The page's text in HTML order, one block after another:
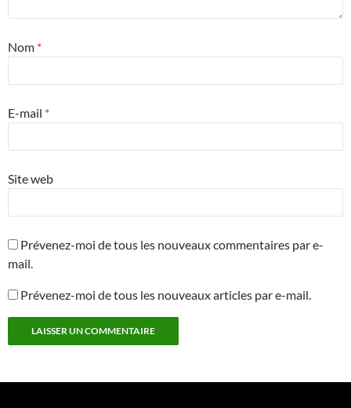
Nom *
E-mail *
Site web
Prévenez-moi de tous les nouveaux commentaires par e-
mail.
Prévenez-moi de tous les nouveaux articles par e-mail.